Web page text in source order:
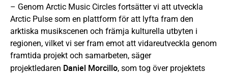
– Genom Arctic Music Circles fortsätter vi att utveckla
Arctic Pulse som en plattform för att lyfta fram den
arktiska musikscenen och främja kulturella utbyten i
regionen, vilket vi ser fram emot att vidareutveckla genom
framtida projekt och samarbeten, säger
projektledaren Daniel Morcillo, som tog över projektets